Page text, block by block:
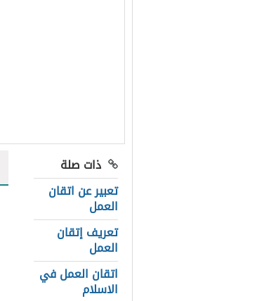
ذات صلة
تعبير عن اتقان
العمل
تعريف إتقان
العمل
اتقان العمل في
الاسلام